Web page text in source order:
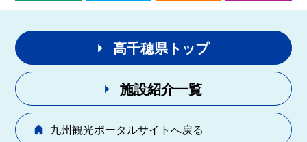
高千穂県トップ
施設紹介一覧
九州観光ポータルサイトへ戻る